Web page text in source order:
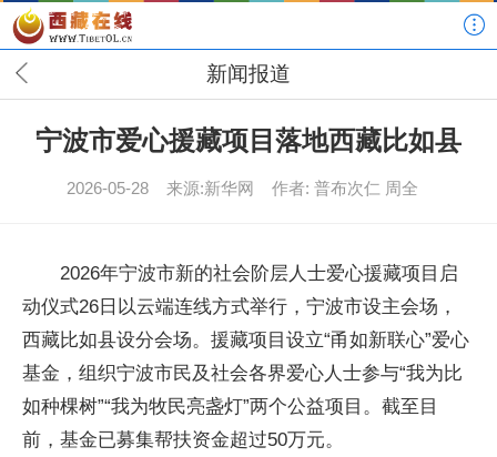
新闻报道
宁波市爱心援藏项目落地西藏比如县
2026-05-28 来源:新华网 作者: 普布次仁 周全
2026年宁波市新的社会阶层人士爱心援藏项目启
动仪式26日以云端连线方式举行，宁波市设主会场，
西藏比如县设分会场。援藏项目设立“甬如新联心”爱心
基金，组织宁波市民及社会各界爱心人士参与“我为比
如种棵树”“我为牧民亮盏灯”两个公益项目。截至目
前，基金已募集帮扶资金超过50万元。